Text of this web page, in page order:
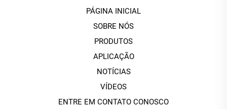
PÁGINA INICIAL
SOBRE NÓS
PRODUTOS
APLICAÇÃO
NOTÍCIAS
VÍDEOS
ENTRE EM CONTATO CONOSCO